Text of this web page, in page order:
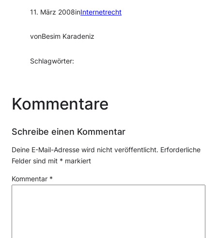
11. März 2008inInternetrecht
vonBesim Karadeniz
Schlagwörter:
Kommentare
Schreibe einen Kommentar
Deine E-Mail-Adresse wird nicht veröffentlicht. Erforderliche
Felder sind mit * markiert
Kommentar *